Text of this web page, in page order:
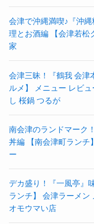
会津で沖縄満喫♪『沖
理とお酒編 【会津若松
家
会津三昧！『鶴我 会津
ルメ】 メニュー レビ
し 桜鍋 つるが
南会津のランドマーク
丼編 【南会津町ランチ
ー
デカ盛り！『一風亭』
ランチ】 会津ラーメン
オモウマい店